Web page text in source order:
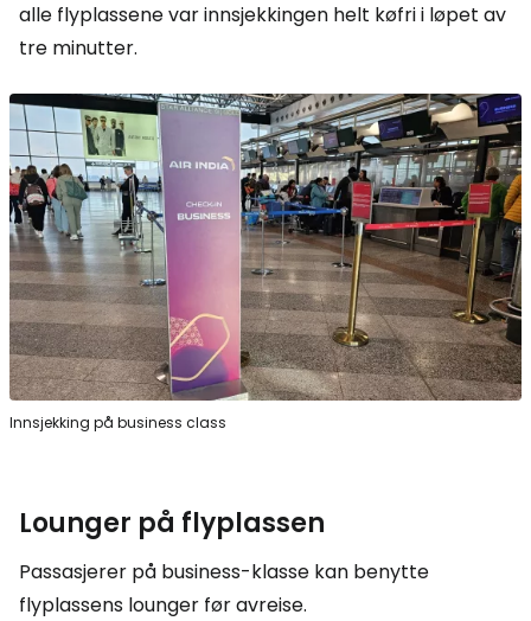
alle flyplassene var innsjekkingen helt køfri i løpet av
tre minutter.
Innsjekking på business class
Lounger på flyplassen
Passasjerer på business-klasse kan benytte
flyplassens lounger før avreise.